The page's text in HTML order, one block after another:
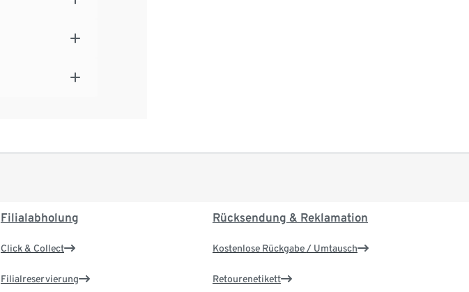
Filialabholung
Click & Collect
Filialreservierung
Rücksendung & Reklamation
Kostenlose Rückgabe / Umtausch
Retourenetikett